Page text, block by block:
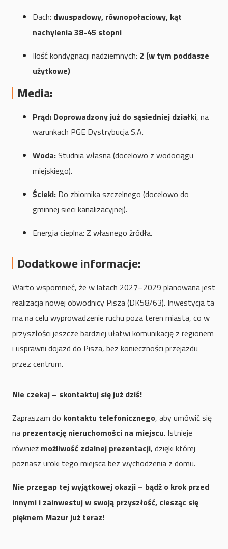
Dach: dwuspadowy, równopołaciowy, kąt
nachylenia 38-45 stopni
Ilość kondygnacji nadziemnych: 2 (w tym poddasze
użytkowe)
Media:
Prąd: Doprowadzony już do sąsiedniej działki, na
warunkach PGE Dystrybucja S.A.
Woda:Studnia własna (docelowo z wodociągu
miejskiego).
Ścieki: Do zbiornika szczelnego (docelowo do
gminnej sieci kanalizacyjnej).
Energia cieplna: Z własnego źródła.
Dodatkowe informacje:
Warto wspomnieć, że w latach 2027–2029 planowana jest
realizacja nowej obwodnicy Pisza (DK58/63). Inwestycja ta
ma na celu wyprowadzenie ruchu poza teren miasta, co w
przyszłości jeszcze bardziej ułatwi komunikację z regionem
i usprawni dojazd do Pisza, bez konieczności przejazdu
przez centrum.
Nie czekaj – skontaktuj się już dziś!
Zapraszam do kontaktu telefonicznego, aby umówić się
na prezentację nieruchomości na miejscu. Istnieje
również możliwość zdalnej prezentacji, dzięki której
poznasz uroki tego miejsca bez wychodzenia z domu.
Nie przegap tej wyjątkowej okazji – bądź o krok przed
innymi i zainwestuj w swoją przyszłość, ciesząc się
pięknem Mazur już teraz!